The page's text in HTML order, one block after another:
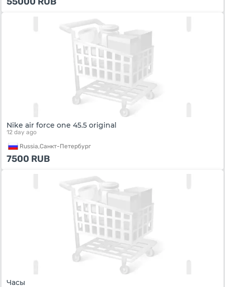
Nike air force one 45.5 original
12 day ago
Russia,Санкт-Петербург
7500 RUB
Часы